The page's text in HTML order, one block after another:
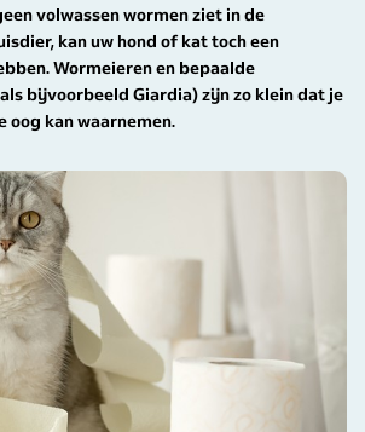
volwassen wormen ziet in de
kan uw hond of kat toch een
Wormeieren en bepaalde
bijvoorbeeld Giardia) zijn zo klein dat je
oog kan waarnemen.